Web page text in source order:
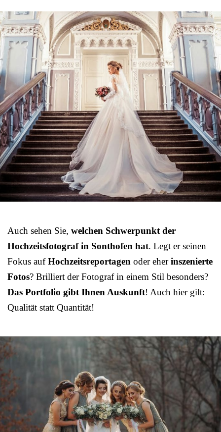
Auch sehen Sie, welchen Schwerpunkt der
Hochzeitsfotograf in Sonthofen hat. Legt er seinen
Fokus aufHochzeitsreportagen oder eherinszenierte
Fotos? Brilliert der Fotograf in einem Stil besonders?
Das Portfolio gibt Ihnen Auskunft! Auch hier gilt:
Qualität statt Quantität!